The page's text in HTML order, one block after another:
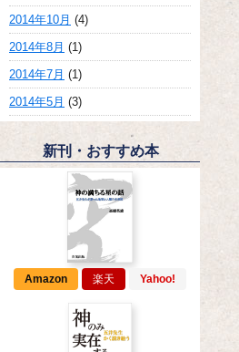
2014年10月 (4)
2014年8月 (1)
2014年7月 (1)
2014年5月 (3)
新刊・おすすめ本
Amazon 楽天 Yahoo!